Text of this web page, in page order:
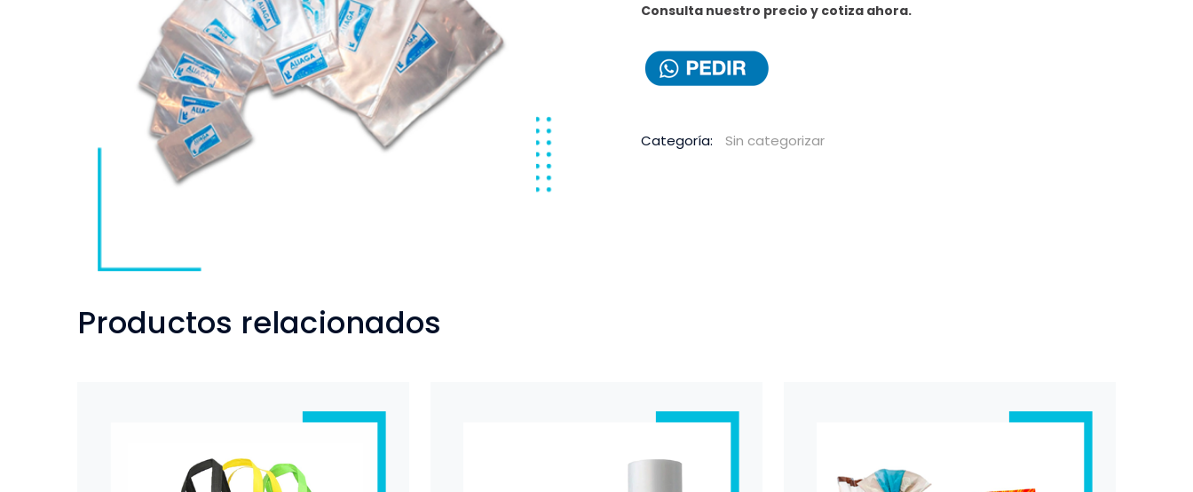
Consulta nuestro precio y cotiza ahora.
Categoría: Sin categorizar
Productos relacionados